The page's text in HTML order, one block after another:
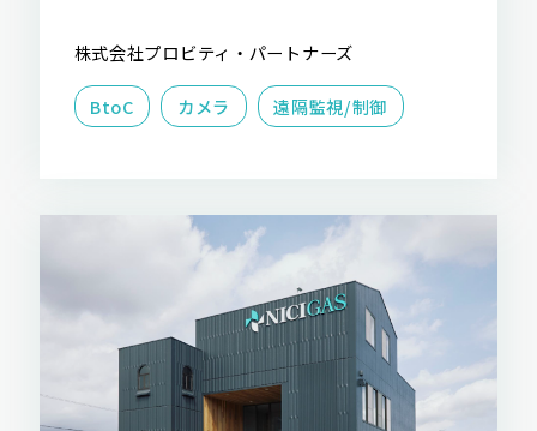
株式会社プロビティ・パートナーズ
BtoC カメラ 遠隔監視/制御